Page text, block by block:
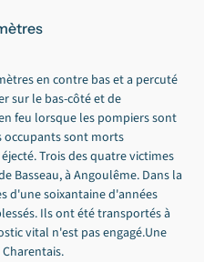
en contre bas et a percuté
sur le bas-côté et de
feu lorsque les pompiers sont
occupants sont morts
Trois des quatre victimes
Basseau, à Angoulême. Dans la
d'une soixantaine d'années
Ils ont été transportés à
vital n'est pas engagé.Une